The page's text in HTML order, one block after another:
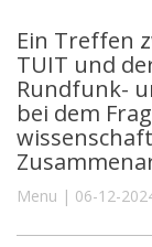
Ein Treffen
TUIT und
Rundfunk-
bei dem
Menu | 06-12-